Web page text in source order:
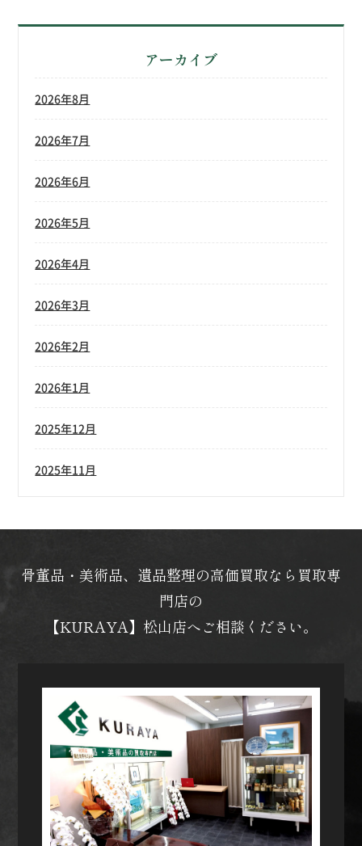
アーカイブ
2026年8月
2026年7月
2026年6月
2026年5月
2026年4月
2026年3月
2026年2月
2026年1月
2025年12月
2025年11月
骨董品・美術品、遺品整理の高価買取なら買取専
門店の
【KURAYA】松山店へご相談ください。